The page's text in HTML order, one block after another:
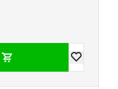
Přidat do